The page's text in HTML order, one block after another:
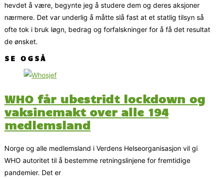
hevdet å være, begynte jeg å studere dem og deres aksjoner
nærmere. Det var underlig å måtte slå fast at et statlig tilsyn så
ofte tok i bruk løgn, bedrag og forfalskninger for å få det resultat
de ønsket.
SE OGSÅ
WHO får ubestridt lockdown og
vaksinemakt over alle 194
medlemsland
Norge og alle medlemsland i Verdens Helseorganisasjon vil gi
WHO autoritet til å bestemme retningslinjene for fremtidige
pandemier. Det er